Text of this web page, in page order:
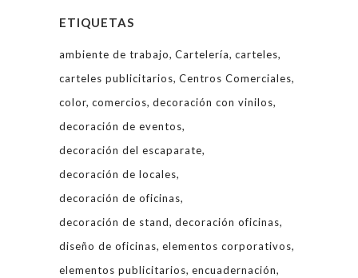
ETIQUETAS
ambiente de trabajo Cartelería carteles
carteles publicitarios Centros Comerciales
color comercios decoración con vinilos
decoración de eventos
decoración del escaparate
decoración de locales
decoración de oficinas
decoración de stand decoración oficinas
diseño de oficinas elementos corporativos
elementos publicitarios encuadernación